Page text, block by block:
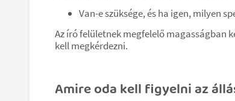
Van-e szüksége, és ha igen, milyen
Az író felületnek megfelelő magasságban
kell megkérdezni.
Amire oda kell figyelni az